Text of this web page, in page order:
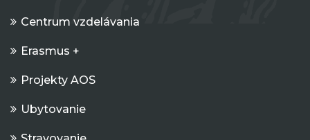
Centrum vzdelávania
Erasmus +
Projekty AOS
Ubytovanie